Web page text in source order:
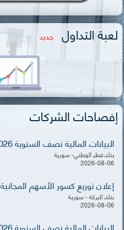
لعبة التداول جديد
إفصاحات الشركات
البيانات المالية نصف السنوية 2026
بنك قطر الوطني- سورية
2026-08-06
إعلان توزيع كسور الأسهم المجانية
بنك البركة - سورية
2026-08-06